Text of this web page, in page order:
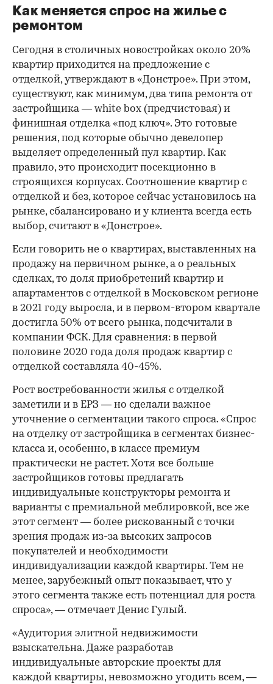
Как меняется спрос на жилье с
ремонтом
Сегодня в столичных новостройках около 20%
квартир приходится на предложение с
отделкой, утверждают в «Донстрое». При этом,
существуют, как минимум, два типа ремонта от
застройщика — white box (предчистовая) и
финишная отделка «под ключ». Это готовые
решения, под которые обычно девелопер
выделяет определенный пул квартир. Как
правило, это происходит посекционно в
строящихся корпусах. Соотношение квартир с
отделкой и без, которое сейчас установилось на
рынке, сбалансировано и у клиента всегда есть
выбор, считают в «Донстрое».
Если говорить не о квартирах, выставленных на
продажу на первичном рынке, а о реальных
сделках, то доля приобретений квартир и
апартаментов с отделкой в Московском регионе
в 2021 году выросла, и в первом-втором квартале
достигла 50% от всего рынка, подсчитали в
компании ФСК. Для сравнения: в первой
половине 2020 года доля продаж квартир с
отделкой составляла 40-45%.
Рост востребованности жилья с отделкой
заметили и в ЕРЗ — но сделали важное
уточнение о сегментации такого спроса. «Спрос
на отделку от застройщика в сегментах бизнес-
класса и, особенно, в классе премиум
практически не растет. Хотя все больше
застройщиков готовы предлагать
индивидуальные конструкторы ремонта и
варианты с премиальной меблировкой, все же
этот сегмент — более рискованный с точки
зрения продаж из-за высоких запросов
покупателей и необходимости
индивидуализации каждой квартиры. Тем не
менее, зарубежный опыт показывает, что у
этого сегмента также есть потенциал для роста
спроса», — отмечает Денис Гулый.
«Аудитория элитной недвижимости
взыскательна. Даже разработав
индивидуальные авторские проекты для
каждой квартиры, невозможно угодить всем, —